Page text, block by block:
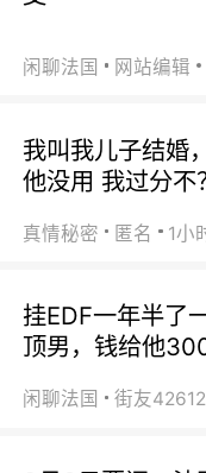
闲聊法国 网站编辑
我叫我儿子结婚
他没用 我过分不
真情秘密 匿名 1小
挂EDF一年半了
顶男，钱给他
闲聊法国